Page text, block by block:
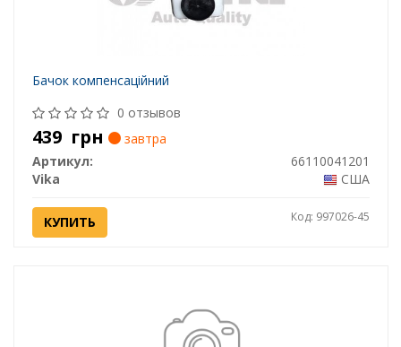
Бачок компенсацiйний
0 отзывов
439 грн
завтра
Артикул:
66110041201
Vika
США
КУПИТЬ Код: 997026-45